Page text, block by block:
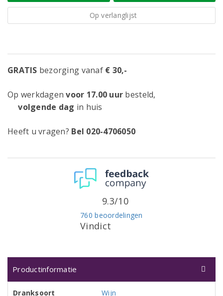
Op verlanglijst
GRATIS bezorging vanaf € 30,-
Op werkdagenvoor 17.00 uur besteld,
volgende dag in huis
Heeft u vragen? Bel 020-4706050
Vindict
760 beoordelingen
9.3/10
Productinformatie
Dranksoort
Wijn